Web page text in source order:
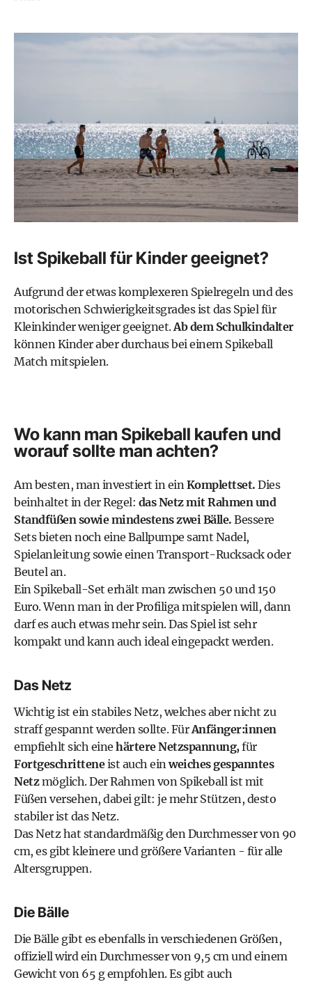
Ist Spikeball für Kinder geeignet?
Aufgrund der etwas komplexeren Spielregeln und des
motorischen Schwierigkeitsgrades ist das Spiel für
Kleinkinder weniger geeignet.Ab dem Schulkindalter
können Kinder aber durchaus bei einem Spikeball
Match mitspielen.
Wo kann man Spikeball kaufen und
worauf sollte man achten?
Am besten, man investiert in einKomplettset. Dies
beinhaltet in der Regel: das Netz mit Rahmen und
Standfüßen sowie mindestens zwei Bälle. Bessere
Sets bieten noch eine Ballpumpe samt Nadel,
Spielanleitung sowie einen Transport-Rucksack oder
Beutel an.
Ein Spikeball-Set erhält man zwischen 50 und 150
Euro. Wenn man in der Profiliga mitspielen will, dann
darf es auch etwas mehr sein. Das Spiel ist sehr
kompakt und kann auch ideal eingepackt werden.
Das Netz
Wichtig ist ein stabiles Netz, welches aber nicht zu
straff gespannt werden sollte. FürAnfänger:innen
empfiehlt sich eine härtere Netzspannung,für
Fortgeschritteneist auch einweiches gespanntes
Netzmöglich. Der Rahmen von Spikeball ist mit
Füßen versehen, dabei gilt: je mehr Stützen, desto
stabiler ist das Netz.
Das Netz hat standardmäßig den Durchmesser von 90
cm, es gibt kleinere und größere Varianten - für alle
Altersgruppen.
Die Bälle
Die Bälle gibt es ebenfalls in verschiedenen Größen,
offiziell wird ein Durchmesser von 9,5 cm und einem
Gewicht von 65 g empfohlen. Es gibt auch